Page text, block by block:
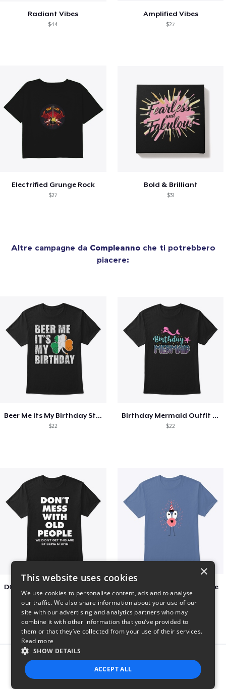
Radiant Vibes
$44
Amplified Vibes
$27
Electrified Grunge Rock
$27
Bold & Brilliant
$31
Altre campagne da Compleannoche ti potrebbero
piacere:
Beer Me Its My Birthday St Patricks Day
$22
Birthday Mermaid Outfit Costume
$22
$48
Adoption Is Both celebrate
$22
Report this product
×
This website uses cookies
We use cookies to personalise content, ads and to analyse
our traffic. We also share information about your use of our
site with our advertising and analytics partners who may
combine it with other information that you’ve provided to
them or that they’ve collected from your use of their services.
Read more
SHOW DETAILS
ACCEPT ALL